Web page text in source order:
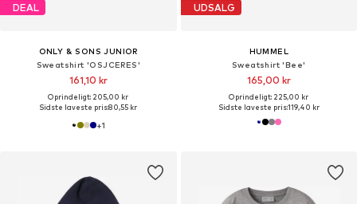
DEAL
ONLY & SONS JUNIOR
Sweatshirt 'OSJCERES'
161,10 kr
Oprindeligt: 205,00 kr
Sidste laveste pris:80,55 kr
+1
UDSALG
HUMMEL
Sweatshirt 'Bee'
165,00 kr
Oprindeligt: 225,00 kr
Sidste laveste pris:119,40 kr